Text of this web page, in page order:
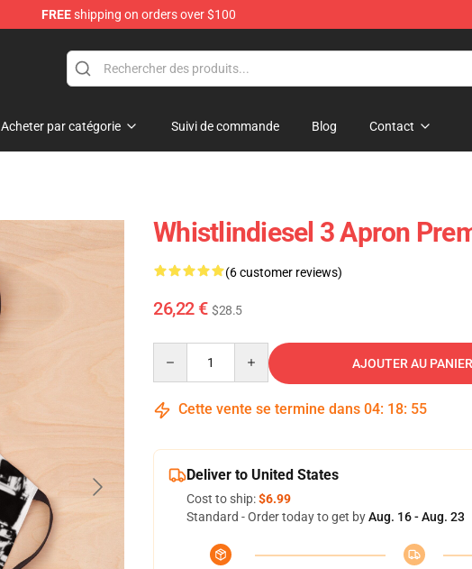
FREEshipping on orders over $100
Acheter par catégorie Suivi de commande Blog Contact
Whistlindiesel 3 Apron
(6 customer reviews)
26,22 € $28.5
AJOUTER AU PANIER
Cette vente se termine dans 04: 18: 54
Deliver to United States
Cost to ship:$6.99
Standard - Order today to get byAug. 16 - Aug. 23